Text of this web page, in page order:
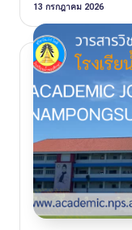
13 กรกฎาคม 2026